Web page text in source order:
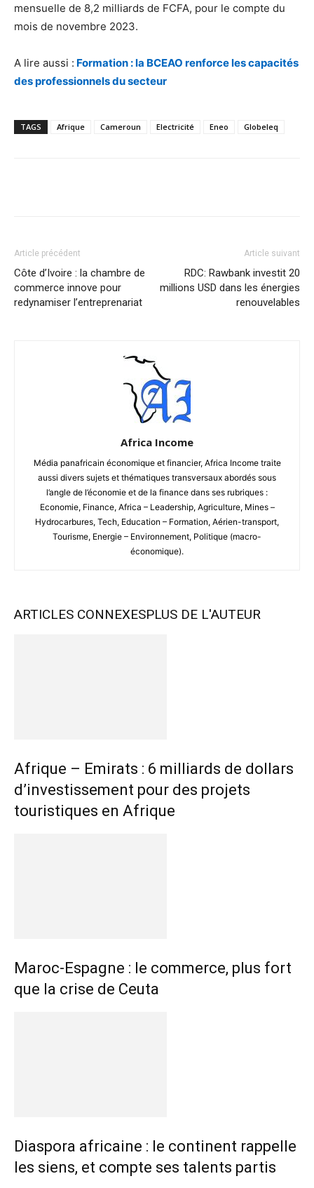
mensuelle de 8,2 milliards de FCFA, pour le compte du
mois de novembre 2023.
A lire aussi : Formation : la BCEAO renforce les capacités
des professionnels du secteur
TAGS Afrique Cameroun Electricité Eneo Globeleq
Article précédent
Côte d’Ivoire : la chambre de
commerce innove pour
redynamiser l’entreprenariat
Article suivant
RDC: Rawbank investit 20
millions USD dans les énergies
renouvelables
Africa Income
Média panafricain économique et financier, Africa Income traite
aussi divers sujets et thématiques transversaux abordés sous
l’angle de l’économie et de la finance dans ses rubriques :
Economie, Finance, Africa – Leadership, Agriculture, Mines –
Hydrocarbures, Tech, Education – Formation, Aérien-transport,
Tourisme, Energie – Environnement, Politique (macro-
économique).
ARTICLES CONNEXESPLUS DE L'AUTEUR
Afrique – Emirats : 6 milliards de dollars
d’investissement pour des projets
touristiques en Afrique
Maroc-Espagne : le commerce, plus fort
que la crise de Ceuta
Diaspora africaine : le continent rappelle
les siens, et compte ses talents partis